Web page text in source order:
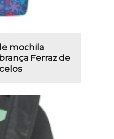
mochila
Ferraz de